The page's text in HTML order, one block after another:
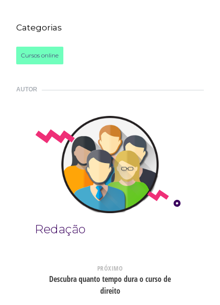
Categorias
Cursos online
AUTOR
Redação
PRÓXIMO
Descubra quanto tempo dura o curso de
direito